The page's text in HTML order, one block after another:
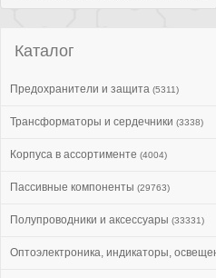
Каталог
Предохранители и защита (5311)
Трансформаторы и сердечники (3338)
Корпуса в ассортименте (4004)
Пассивные компоненты (29763)
Полупроводники и аксессуары (33331)
Оптоэлектроника, индикаторы,